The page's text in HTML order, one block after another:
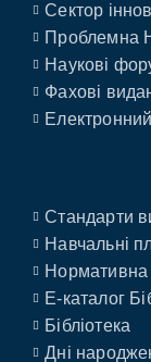
Сектор
Проблемна
Наукові
Фахові
Електронний
Стандарти
Навчальні
Нормативна
E-каталог
Бібліотека
Дні